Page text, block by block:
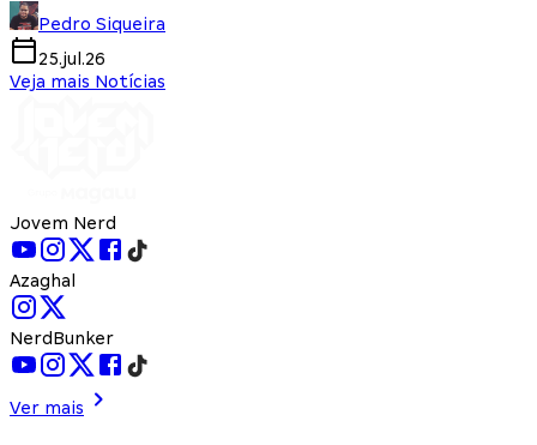
Pedro Siqueira
25.jul.26
Veja mais Notícias
Jovem Nerd
Azaghal
NerdBunker
Ver mais